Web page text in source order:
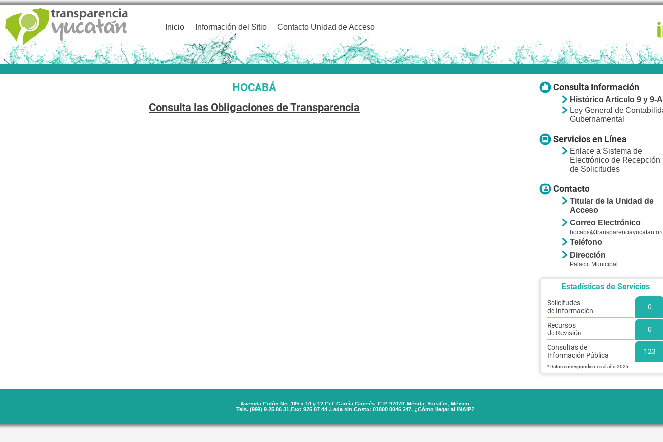
Inicio Información del Sitio Contacto Unidad de Acceso
HOCABÁ
Consulta las Obligaciones de Transparencia
Consulta Información
Histórico Articulo 9 y 9-A
Ley General de
Gubernamental
Servicios en Línea
Enlace a Sistema de
Electrónico de Recepción
de Solicitudes
Contacto
Titular de la Unidad de
Acceso
Correo Electrónico
Teléfono
Dirección
Palacio Municipal
Estadísticas de Servicios
Solicitudes
de Información
0
Recursos
de Revisión
0
Consultas de
Información Pública
123
* Datos correspondientes al año 2026
Avenida Colón No. 185 x 10 y 12 Col. García Ginerés. C.P. 97070. Mérida, Yucatán, México.
Tels. (999) 9 25 86 31,Fax: 925 87 44 .Lada sin Costo: 01800 0046 247. ¿Cómo llegar al INAIP?